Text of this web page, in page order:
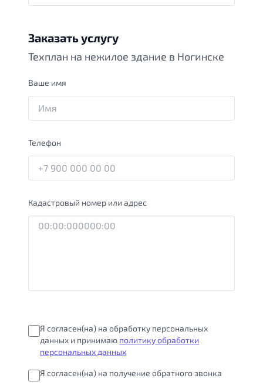
Заказать услугу
Техплан на нежилое здание в Ногинске
Ваше имя
Телефон
Кадастровый номер или адрес
Я согласен(на) на обработку персональных
данных и принимаю политику обработки
персональных данных
Я согласен(на) на получение обратного звонка